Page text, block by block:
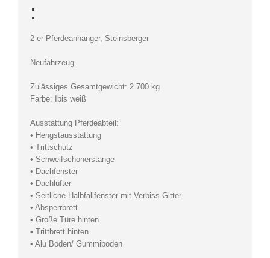
:
2-er Pferdeanhänger, Steinsberger
Neufahrzeug
Zulässiges Gesamtgewicht: 2.700 kg
Farbe: Ibis weiß
Ausstattung Pferdeabteil:
• Hengstausstattung
• Trittschutz
• Schweifschonerstange
• Dachfenster
• Dachlüfter
• Seitliche Halbfallfenster mit Verbiss Gitter
• Absperrbrett
• Große Türe hinten
• Trittbrett hinten
• Alu Boden/ Gummiboden